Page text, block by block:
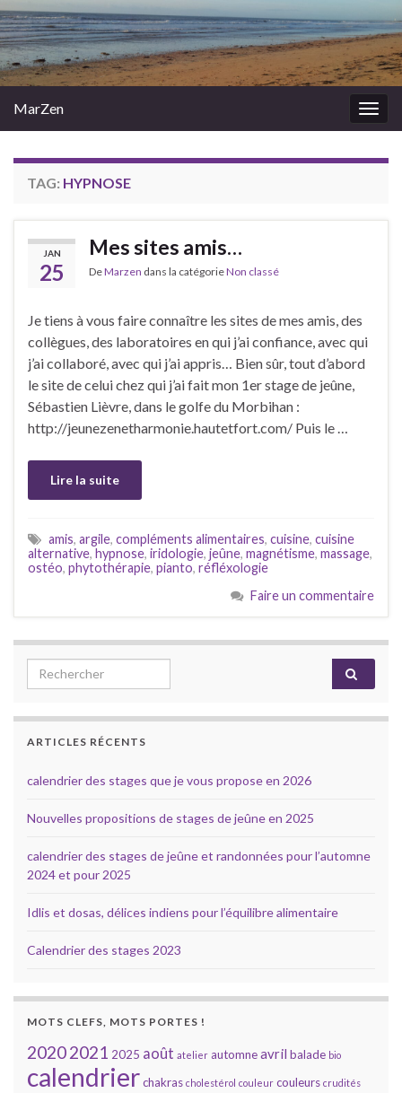
MarZen
TAG: HYPNOSE
JAN
25
Mes sites amis…
DeMarzen dans la catégorieNon classé
Je tiens à vous faire connaître les sites de mes amis, des
collègues, des laboratoires en qui j’ai confiance, avec qui
j’ai collaboré, avec qui j’ai appris… Bien sûr, tout d’abord
le site de celui chez qui j’ai fait mon 1er stage de jeûne,
Sébastien Lièvre, dans le golfe du Morbihan :
http://jeunezenetharmonie.hautetfort.com/ Puis le …
Lire la suite
amis, argile, compléments alimentaires, cuisine, cuisine
alternative, hypnose, iridologie, jeûne, magnétisme, massage,
ostéo, phytothérapie, pianto, réfléxologie
Faire un commentaire
Search for:
ARTICLES RÉCENTS
calendrier des stages que je vous propose en 2026
Nouvelles propositions de stages de jeûne en 2025
calendrier des stages de jeûne et randonnées pour l’automne
2024 et pour 2025
Idlis et dosas, délices indiens pour l’équilibre alimentaire
Calendrier des stages 2023
MOTS CLEFS, MOTS PORTES !
20202021 2025 août atelier automneavril balade bio
calendrierchakras cholestérol couleur couleurs crudités